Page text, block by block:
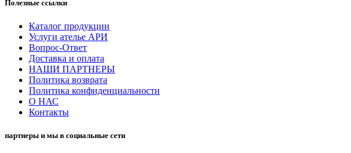
Полезные ссылки
Каталог продукции
Услуги ателье АРИ
Вопрос-Ответ
Доставка и оплата
НАШИ ПАРТНЕРЫ
Политика возврата
Политика конфиденциальности
О НАС
Контакты
партнеры и мы в социальные сети